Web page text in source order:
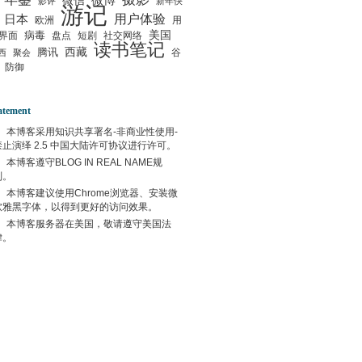
日本 欧洲 游记 用户体验
用
面
病毒 盘点 短剧 社交网络 美国
聚会 腾讯 西藏 读书笔记
谷
防御
本博客采用知识共享署名-非商业性使用-
止演绎 2.5 中国大陆许可协议进行许可。
本博客遵守BLOG IN REAL NAME规
本博客建议使用Chrome浏览器、安装微
雅黑字体，以得到更好的访问效果。
本博客服务器在美国 ，敬请遵守美国法